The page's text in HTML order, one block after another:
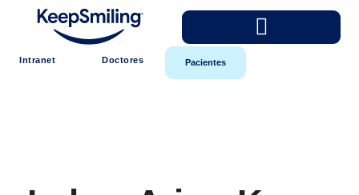
Intranet Doctores Pacientes